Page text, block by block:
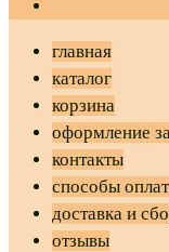
главная
каталог
корзина
оформление
контакты
способы
доставка и
отзывы